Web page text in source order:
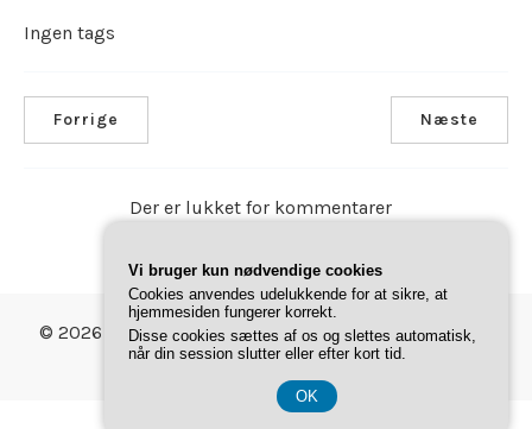
Ingen tags
Forrige Næste
Der er lukket for kommentarer
© 2026 Gave Magasinet. Bygget med Annonce
ved hjælp af
WordPress ogPathway Theme.
Vi bruger kun nødvendige cookies
Cookies anvendes udelukkende for at sikre, at
hjemmesiden fungerer korrekt.
Disse cookies sættes af os og slettes automatisk,
når din session slutter eller efter kort tid.
OK